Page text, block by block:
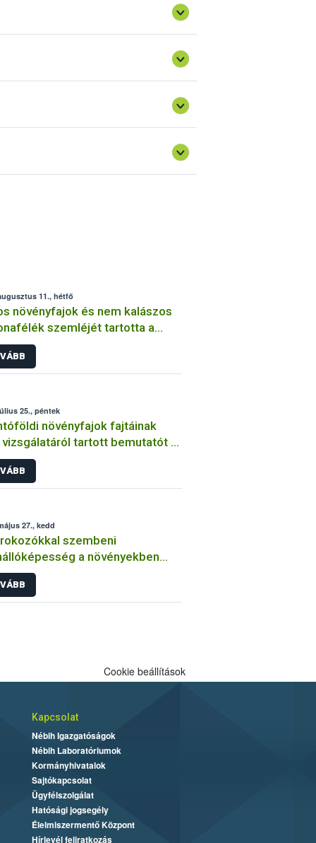
11., hétfő
növényfajok és nem kalászos
szemléjét tartotta a
25., péntek
növényfajok fajtáinak
vizsgálatáról tartott bemutatót a
27., kedd
szembeni
a növényekben
végzi a kórtani
a Nébih?
Cookie beállítások
Kapcsolat
Nébih Igazgatóságok
Nébih Laboratóriumok
Kormányhivatalok
Sajtókapcsolat
Ügyfélszolgálat
Hatósági jogsegély
Élelmiszermentő Központ
Hírlevél feliratkozás